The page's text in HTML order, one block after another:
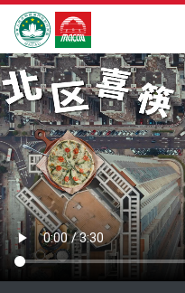
跳至主内容
澳门特别行政区政府旅游局